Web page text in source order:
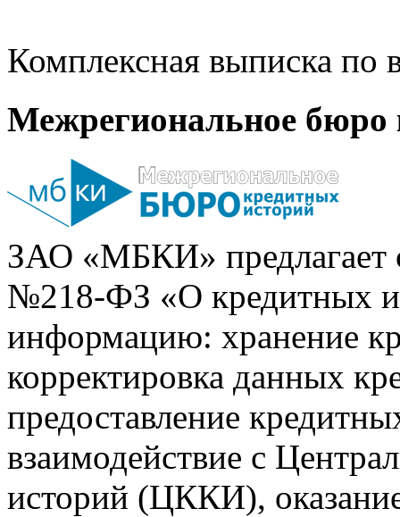
Комплексная выписка
Межрегиональное бюро
ЗАО «МБКИ» предлагает
№218-ФЗ «О кредитных
информацию: хранение
корректировка данных
предоставление
взаимодействие с
историй (ЦККИ),